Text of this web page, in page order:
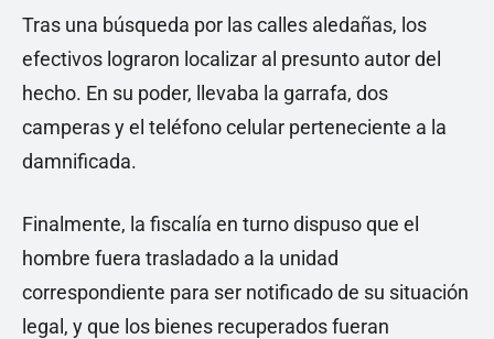
Tras una búsqueda por las calles aledañas, los
efectivos lograron localizar al presunto autor del
hecho. En su poder, llevaba la garrafa, dos
camperas y el teléfono celular perteneciente a la
damnificada.
Finalmente, la fiscalía en turno dispuso que el
hombre fuera trasladado a la unidad
correspondiente para ser notificado de su situación
legal, y que los bienes recuperados fueran